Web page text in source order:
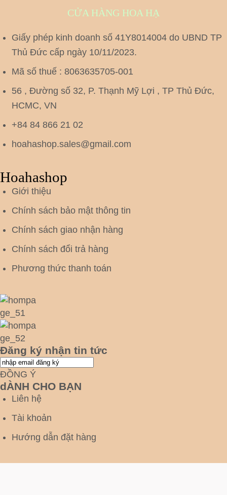
CỬA HÀNG HOA HẠ
Giấy phép kinh doanh số 41Y8014004 do UBND TP
Thủ Đức cấp ngày 10/11/2023.
Mã số thuế : 8063635705-001
56 , Đường số 32, P. Thạnh Mỹ Lợi , TP Thủ Đức,
HCMC, VN
+84 84 866 21 02
hoahashop.sales@gmail.com
Hoahashop
Giới thiệu
Chính sách bảo mật thông tin
Chính sách giao nhận hàng
Chính sách đổi trả hàng
Phương thức thanh toán
Đăng ký nhận tin tức
ĐỒNG Ý
dÀNH CHO BẠN
Liên hệ
Tài khoản
Hướng dẫn đặt hàng